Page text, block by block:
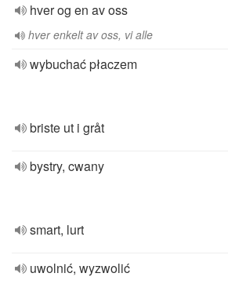
hver og en av oss
hver enkelt av oss, vi alle
wybuchać płaczem
briste ut i gråt
bystry, cwany
smart, lurt
uwolnić, wyzwolić